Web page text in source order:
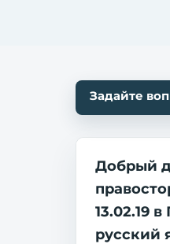
Задайте
Добрый
13.02.19
русский